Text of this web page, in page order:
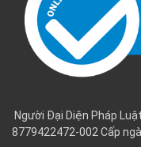
Người Đại Diện Pháp Luật:
8779422472-002 Cấp